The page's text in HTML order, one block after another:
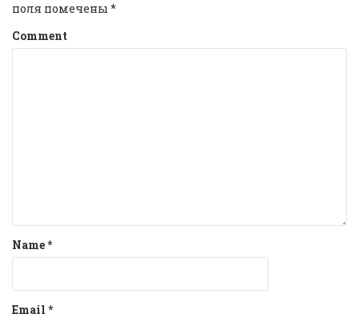
поля помечены *
Comment
Name*
Email *